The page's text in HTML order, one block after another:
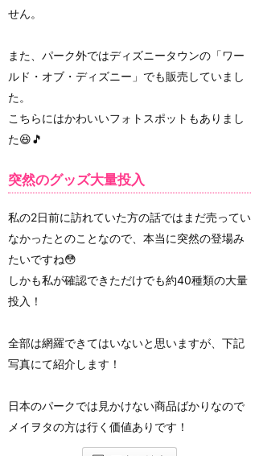
せん。
また、パーク外ではディズニータウンの「ワー
ルド・オブ・ディズニー」でも販売していまし
た。
こちらにはかわいいフォトスポットもありまし
た😆🎵
突然のグッズ大量投入
私の2日前に訪れていた方の話ではまだ売ってい
なかったとのことなので、本当に突然の登場み
たいですね😳
しかも私が確認できただけでも約40種類の大量
投入！
全部は網羅できてはいないと思いますが、下記
写真にて紹介します！
日本のパークでは見かけない商品ばかりなので
メイヲタの方は行く価値ありです！